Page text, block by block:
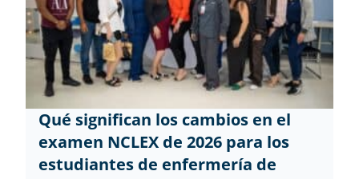
Qué significan los cambios en el
examen NCLEX de 2026 para los
estudiantes de enfermería de